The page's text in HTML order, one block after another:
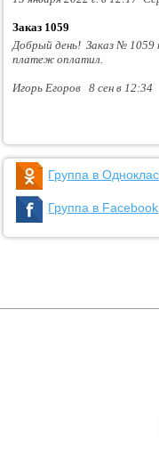
Заказ 1059
Добрый день! Заказ № 1059
платеж оплатил.
Игорь Егоров 8 сен в 12:34
Группа в
Группа в Facebook